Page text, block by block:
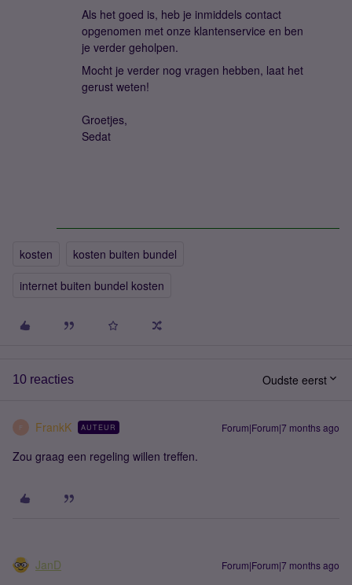
Als het goed is, heb je inmiddels contact
opgenomen met onze klantenservice en ben
je verder geholpen.
Mocht je verder nog vragen hebben, laat het
gerust weten!
Groetjes,
Sedat
kosten
kosten buiten bundel
internet buiten bundel kosten
10 reacties Oudste eerst
F FrankK AUTEUR Forum|Forum|7 months ago
Zou graag een regeling willen treffen.
JanD Forum|Forum|7 months ago